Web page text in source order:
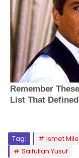
Tag: Ismet Mile
Saifullah Yusuf